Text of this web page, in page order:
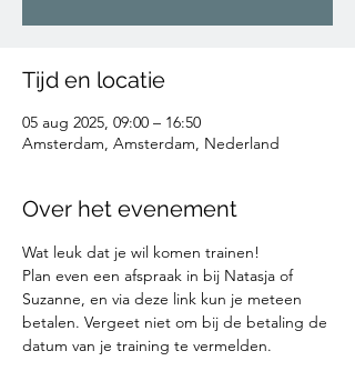
Tijd en locatie
05 aug 2025, 09:00 – 16:50
Amsterdam, Amsterdam, Nederland
Over het evenement
Wat leuk dat je wil komen trainen!
Plan even een afspraak in bij Natasja of
Suzanne, en via deze link kun je meteen
betalen. Vergeet niet om bij de betaling de
datum van je training te vermelden.